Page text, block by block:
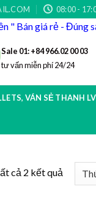
08:00 -
" Bán giá rẻ - Đúng
Sale 01: +84966.02 00 03
tư vấn miễn phí 24/24
VÁN SẺ THANH
cả 2 kết quả